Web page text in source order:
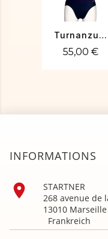
Turnanzug MAYA-01
55,00 €
INFORMATIONS

STARTNER
268 avenue de
13010 Marseille
Frankreich